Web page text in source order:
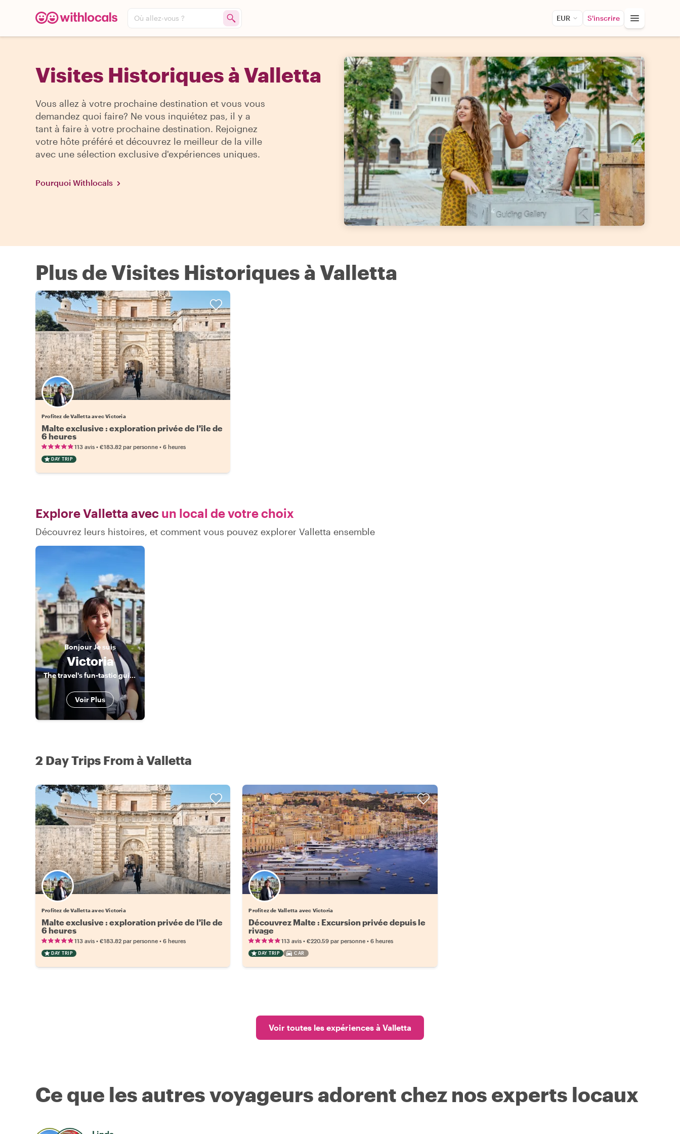
Où allez-vous ? EUR S'inscrire
Visites Historiques à Valletta
Vous allez à votre prochaine destination et vous vous
demandez quoi faire? Ne vous inquiétez pas, il y a
tant à faire à votre prochaine destination. Rejoignez
votre hôte préféré et découvrez le meilleur de la ville
avec une sélection exclusive d'expériences uniques.
Pourquoi Withlocals
Plus de Visites Historiques à Valletta
Profitez de Valletta avec Victoria
Malte exclusive : exploration privée de l'île de
6 heures
113 avis • €183.82 par personne • 6 heures
DAY TRIP
Explore Valletta avec un local de votre choix
Découvrez leurs histoires, et comment vous pouvez explorer Valletta ensemble
BonjourJe suis
Victoria
The travel's fun-tastic guide to exploring Malta!
Voir Plus
2 Day Trips From à Valletta
Profitez de Valletta avec Victoria
Malte exclusive : exploration privée de l'île de
6 heures
113 avis • €183.82 par personne • 6 heures
DAY TRIP
Profitez de Valletta avec Victoria
Découvrez Malte : Excursion privée depuis le
rivage
113 avis •€220.59 par personne •6 heures
DAY TRIP CAR
Voir toutes les expériences à Valletta
Ce que les autres voyageurs adorent chez nos experts locaux